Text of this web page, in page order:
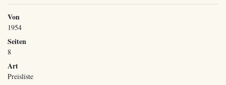
Von
1954
Seiten
8
Art
Preisliste